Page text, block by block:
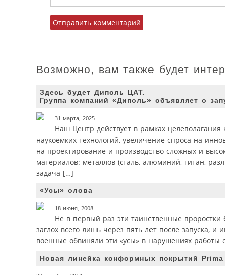
Возможно, вам также будет
Здесь будет Диполь ЦАТ.
Группа компаний «Диполь» объявляет о
31 марта, 2025
Наш Центр действует в рамках
наукоемких технологий, увеличение спроса на
на проектирование и производство сложных и
материалов: металлов (сталь, алюминий, титан,
задача […]
«Усы» олова
18 июня, 2008
Не в первый раз эти таинственные проростки
заглох всего лишь через пять лет после запуска, и
военные обвиняли эти «усы» в нарушениях работы
Новая линейка конформных покрытий